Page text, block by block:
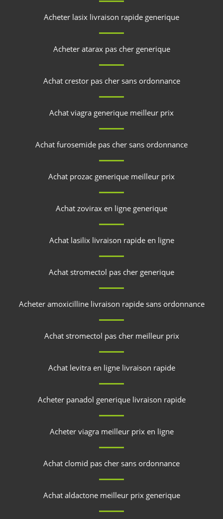
Acheter lasix livraison rapide generique
Acheter atarax pas cher generique
Achat crestor pas cher sans ordonnance
Achat viagra generique meilleur prix
Achat furosemide pas cher sans ordonnance
Achat prozac generique meilleur prix
Achat zovirax en ligne generique
Achat lasilix livraison rapide en ligne
Achat stromectol pas cher generique
Acheter amoxicilline livraison rapide sans ordonnance
Achat stromectol pas cher meilleur prix
Achat levitra en ligne livraison rapide
Acheter panadol generique livraison rapide
Acheter viagra meilleur prix en ligne
Achat clomid pas cher sans ordonnance
Achat aldactone meilleur prix generique